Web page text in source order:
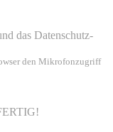
das Datenschutz-
den Mikrofonzugriff